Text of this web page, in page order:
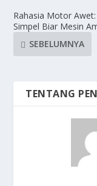
Rahasia Motor
Simpel Biar Mesin
SEBELUMNYA
TENTANG